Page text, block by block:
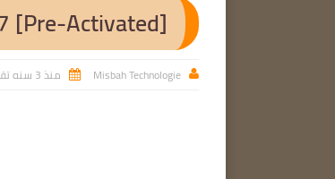
[Pre-Activated]

Misbah Technologie
 منذ 3 سنه تقريبا